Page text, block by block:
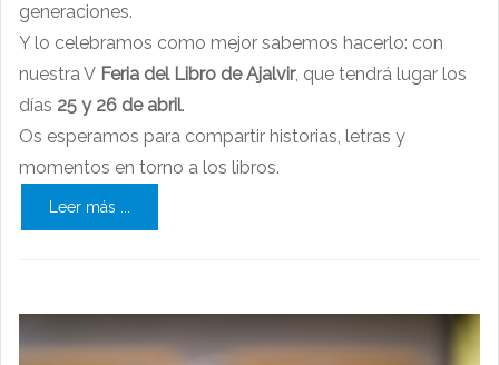
generaciones.
Y lo celebramos como mejor sabemos hacerlo: con
nuestra V Feria del Libro de Ajalvir, que tendrá lugar los
días 25 y 26 de abril.
Os esperamos para compartir historias, letras y
momentos en torno a los libros.
Leer más ...